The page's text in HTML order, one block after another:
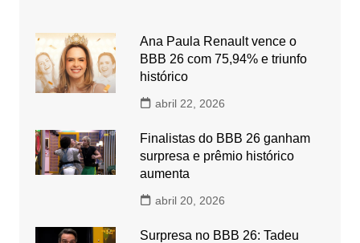
Ana Paula Renault vence o
BBB 26 com 75,94% e triunfo
histórico
abril 22, 2026
Finalistas do BBB 26 ganham
surpresa e prêmio histórico
aumenta
abril 20, 2026
Surpresa no BBB 26: Tadeu